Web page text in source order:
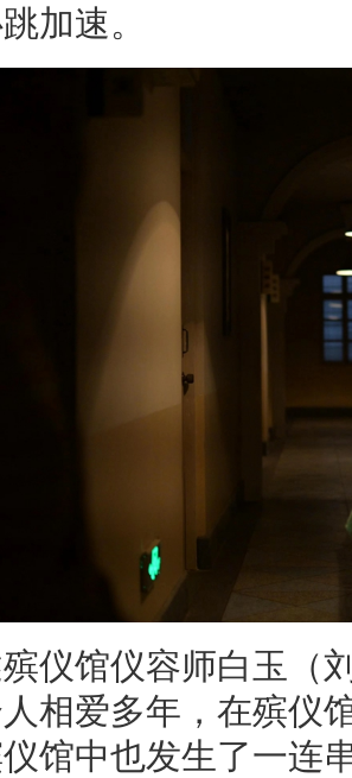
加速。
仪馆仪容师白玉（
相爱多年，在殡仪
馆中也发生了一连